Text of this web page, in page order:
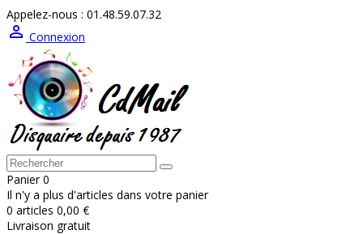
Appelez-nous : 01.48.59.07.32
 Connexion
Panier 0
Il n'y a plus d'articles dans votre panier
0 articles 0,00 €
Livraison gratuit